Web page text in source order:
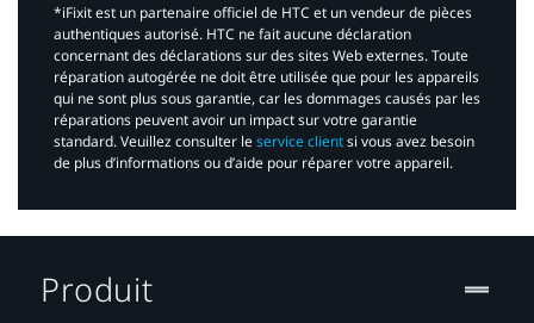
*iFixit est un partenaire officiel de HTC et un vendeur de pièces
authentiques autorisé. HTC ne fait aucune déclaration
concernant des déclarations sur des sites Web externes. Toute
réparation autogérée ne doit être utilisée que pour les appareils
qui ne sont plus sous garantie, car les dommages causés par les
réparations peuvent avoir un impact sur votre garantie
standard. Veuillez consulter leservice clientsi vous avez besoin
de plus d’informations ou d’aide pour réparer votre appareil.​
Produit